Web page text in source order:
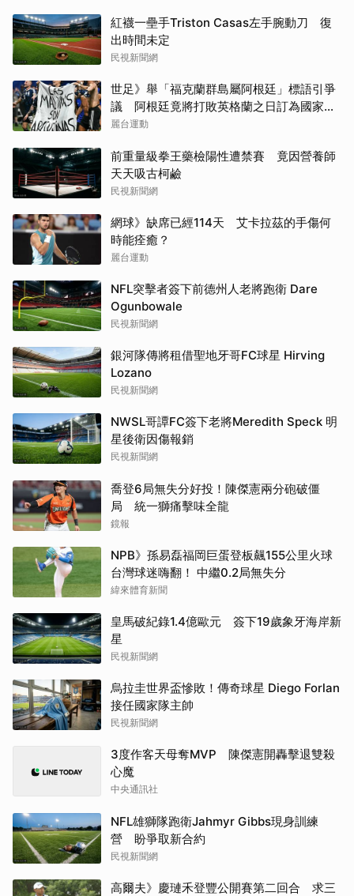
紅襪一壘手Triston Casas左手腕動刀 復
出時間未定
民視新聞網
世足》舉「福克蘭群島屬阿根廷」標語引爭
議 阿根廷竟將打敗英格蘭之日訂為國家紀
念日
麗台運動
前重量級拳王藥檢陽性遭禁賽 竟因營養師
天天吸古柯鹼
民視新聞網
網球》缺席已經114天 艾卡拉茲的手傷何
時能痊癒？
麗台運動
NFL突擊者簽下前德州人老將跑衛 Dare
Ogunbowale
民視新聞網
銀河隊傳將租借聖地牙哥FC球星 Hirving
Lozano
民視新聞網
NWSL哥譚FC簽下老將Meredith Speck 明
星後衛因傷報銷
民視新聞網
喬登6局無失分好投！陳傑憲兩分砲破僵
局 統一獅痛擊味全龍
鏡報
NPB》孫易磊福岡巨蛋登板飆155公里火球
台灣球迷嗨翻！ 中繼0.2局無失分
緯來體育新聞
皇馬破紀錄1.4億歐元 簽下19歲象牙海岸新
星
民視新聞網
烏拉圭世界盃慘敗！傳奇球星 Diego Forlan
接任國家隊主帥
民視新聞網
3度作客天母奪MVP 陳傑憲開轟擊退雙殺
心魔
中央通訊社
NFL雄獅隊跑衛Jahmyr Gibbs現身訓練
營 盼爭取新合約
民視新聞網
高爾夫》慶璉禾登豐公開賽第二回合 求三